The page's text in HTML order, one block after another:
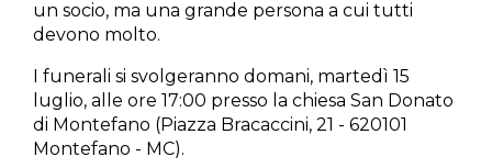
un socio, ma una grande persona a cui tutti
devono molto.
I funerali si svolgeranno domani, martedì 15
luglio, alle ore 17:00 presso la chiesa San Donato
di Montefano (Piazza Bracaccini, 21 - 620101
Montefano - MC).